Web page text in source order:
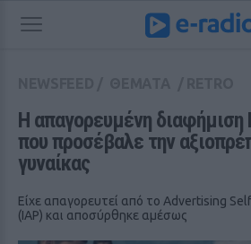
Η απαγορευμένη διαφήμιση
που προσέβαλε την
γυναίκας
Είχε απαγορευτεί από το Advertising
(IAP) και αποσύρθηκε αμέσως